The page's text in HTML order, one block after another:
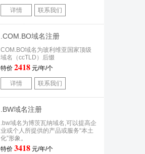
详情 联系我们
.COM.BO域名注册
COM.BO域名为玻利维亚国家顶级
域名（ccTLD）后缀
特价 2418 元/年/个
详情 联系我们
.BW域名注册
.bw域名为博茨瓦纳域名,可以提高企
业或个人所提供的产品或服务“本土
化”形象。
特价 3418 元/年/个